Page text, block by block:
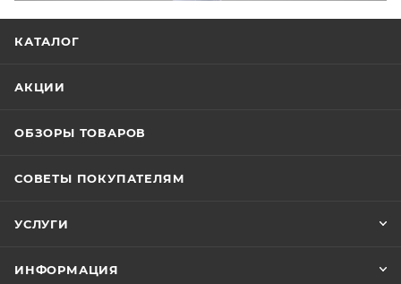
КАТАЛОГ
АКЦИИ
ОБЗОРЫ ТОВАРОВ
СОВЕТЫ ПОКУПАТЕЛЯМ
УСЛУГИ
ИНФОРМАЦИЯ